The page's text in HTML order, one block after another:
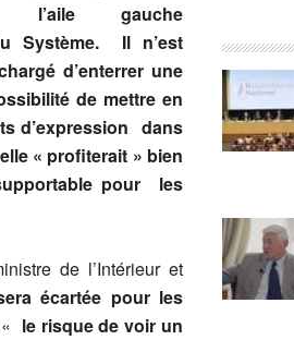
l’aile gauche
Système. Il n’est
d’enterrer une
de mettre en
d’expression dans
« profiterait » bien
pour les
de l’Intérieur et
écartée pour les
le risque de voir un